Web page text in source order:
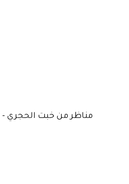
مناظر من خبت الحجري -